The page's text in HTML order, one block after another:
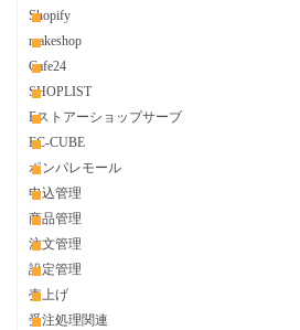
Shopify
makeshop
Cafe24
SHOPLIST
Eストアーショップサーブ
EC-CUBE
ポンパレモール
申込管理
商品管理
注文管理
設定管理
売上げ
受注処理関連